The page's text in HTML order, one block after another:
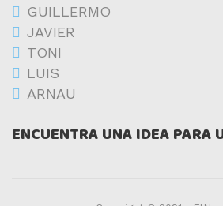
GUILLERMO
JAVIER
TONI
LUIS
ARNAU
ENCUENTRA UNA IDEA PARA